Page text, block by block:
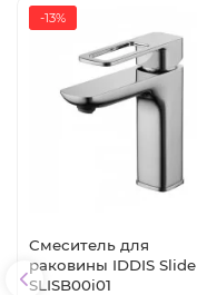
-13%
Смеситель для
раковины IDDIS Slide
SLISB00i01